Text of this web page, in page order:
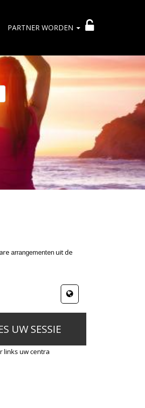
PARTNER WORDEN
arrangementen uit de
UW SESSIE
links uw centra